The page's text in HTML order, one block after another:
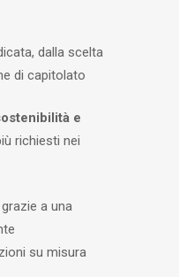
, dalla scelta
di capitolato
e
richiesti nei
grazie a una
su misura